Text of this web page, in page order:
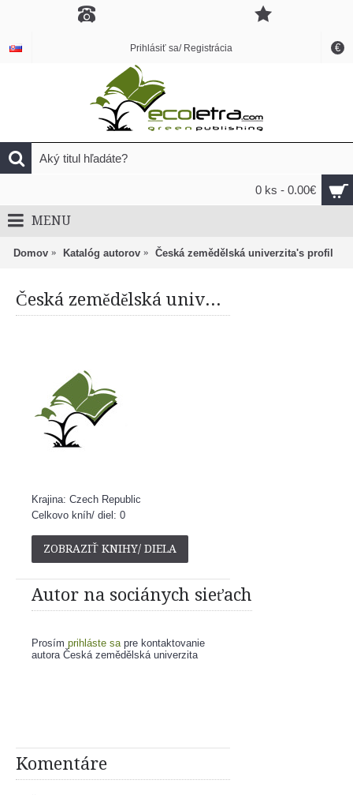
€
Prihlásiť sa/ Registrácia
0 ks - 0.00€
MENU
Domov Katalóg autorov Česká zemědělská univerzita's profil
Česká zemědělská univerzita
Krajina: Czech Republic
Celkovo kníh/ diel: 0
ZOBRAZIŤ KNIHY/ DIELA
Autor na sociánych sieťach
Prosím prihláste sapre kontaktovanie
autora Česká zemědělská univerzita
Komentáre